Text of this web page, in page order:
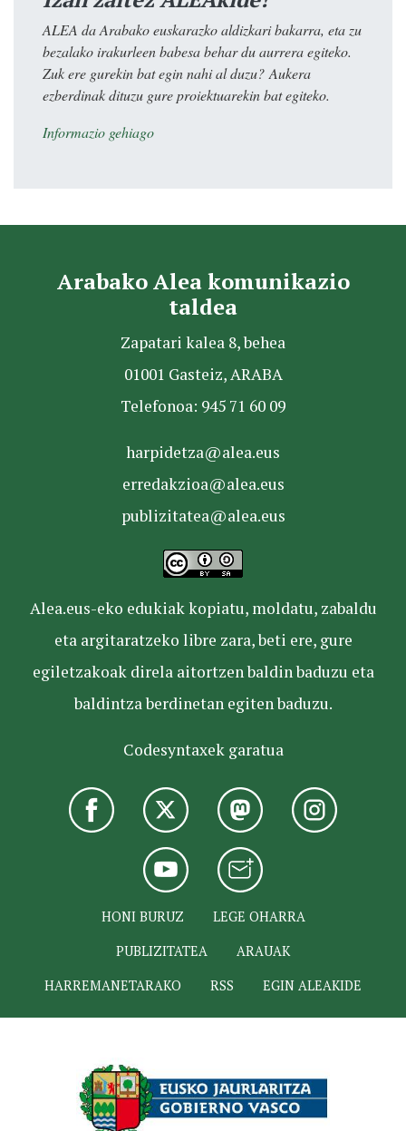
ALEA da Arabako euskarazko aldizkari bakarra, eta zu
bezalako irakurleen babesa behar du aurrera egiteko.
Zuk ere gurekin bat egin nahi al duzu? Aukera
ezberdinak dituzu gure proiektuarekin bat egiteko.
Informazio gehiago
Arabako Alea komunikazio
taldea
Zapatari kalea 8, behea
01001 Gasteiz, ARABA
Telefonoa: 945 71 60 09
harpidetza@alea.eus
erredakzioa@alea.eus
publizitatea@alea.eus
Alea.eus-eko edukiak kopiatu, moldatu, zabaldu
eta argitaratzeko libre zara, beti ere, gure
egiletzakoak direla aitortzen baldin baduzu eta
baldintza berdinetan egiten baduzu.
Codesyntaxek garatua
HONI BURUZ
LEGE OHARRA
PUBLIZITATEA
ARAUAK
HARREMANETARAKO
RSS EGIN ALEAKIDE